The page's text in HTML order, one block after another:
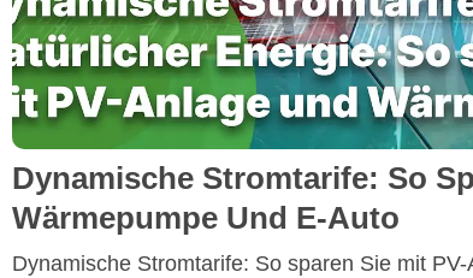
Dynamische Stromtarife: So
Wärmepumpe Und E-Auto
Dynamische Stromtarife: So sparen Sie mit